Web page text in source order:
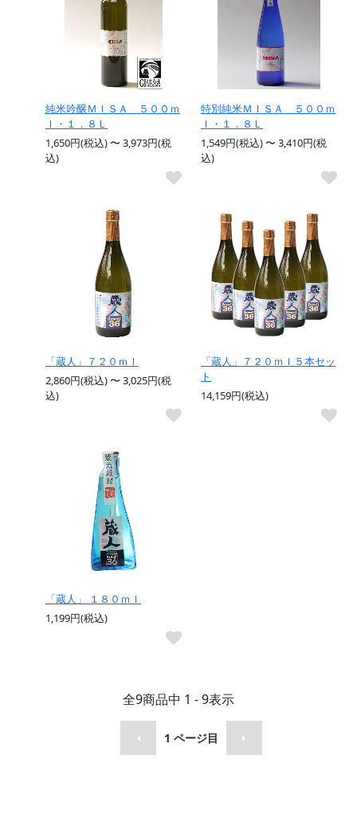
純米吟醸ＭＩＳＡ ５００ｍ
ｌ・１．８Ｌ
1,650円(税込) 〜 3,973円(税
込)
特別純米ＭＩＳＡ ５００ｍ
ｌ・１．８Ｌ
1,549円(税込) 〜 3,410円(税
込)
「蔵人」７２０ｍｌ
2,860円(税込) 〜 3,025円(税
込)
「蔵人」７２０ｍｌ５本セッ
ト
14,159円(税込)
「蔵人」 １８０ｍｌ
1,199円(税込)
全9商品中 1 - 9表示
1 ページ目